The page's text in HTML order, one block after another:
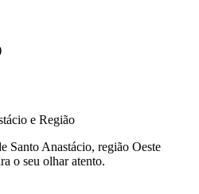
Santo Anastácio, região Oeste
o seu olhar atento.